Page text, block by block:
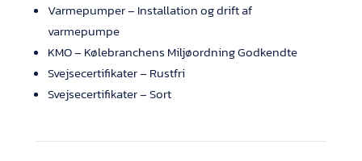
Varmepumper – Installation og drift af
varmepumpe
KMO – Kølebranchens Miljøordning Godkendte
Svejsecertifikater – Rustfri
Svejsecertifikater – Sort